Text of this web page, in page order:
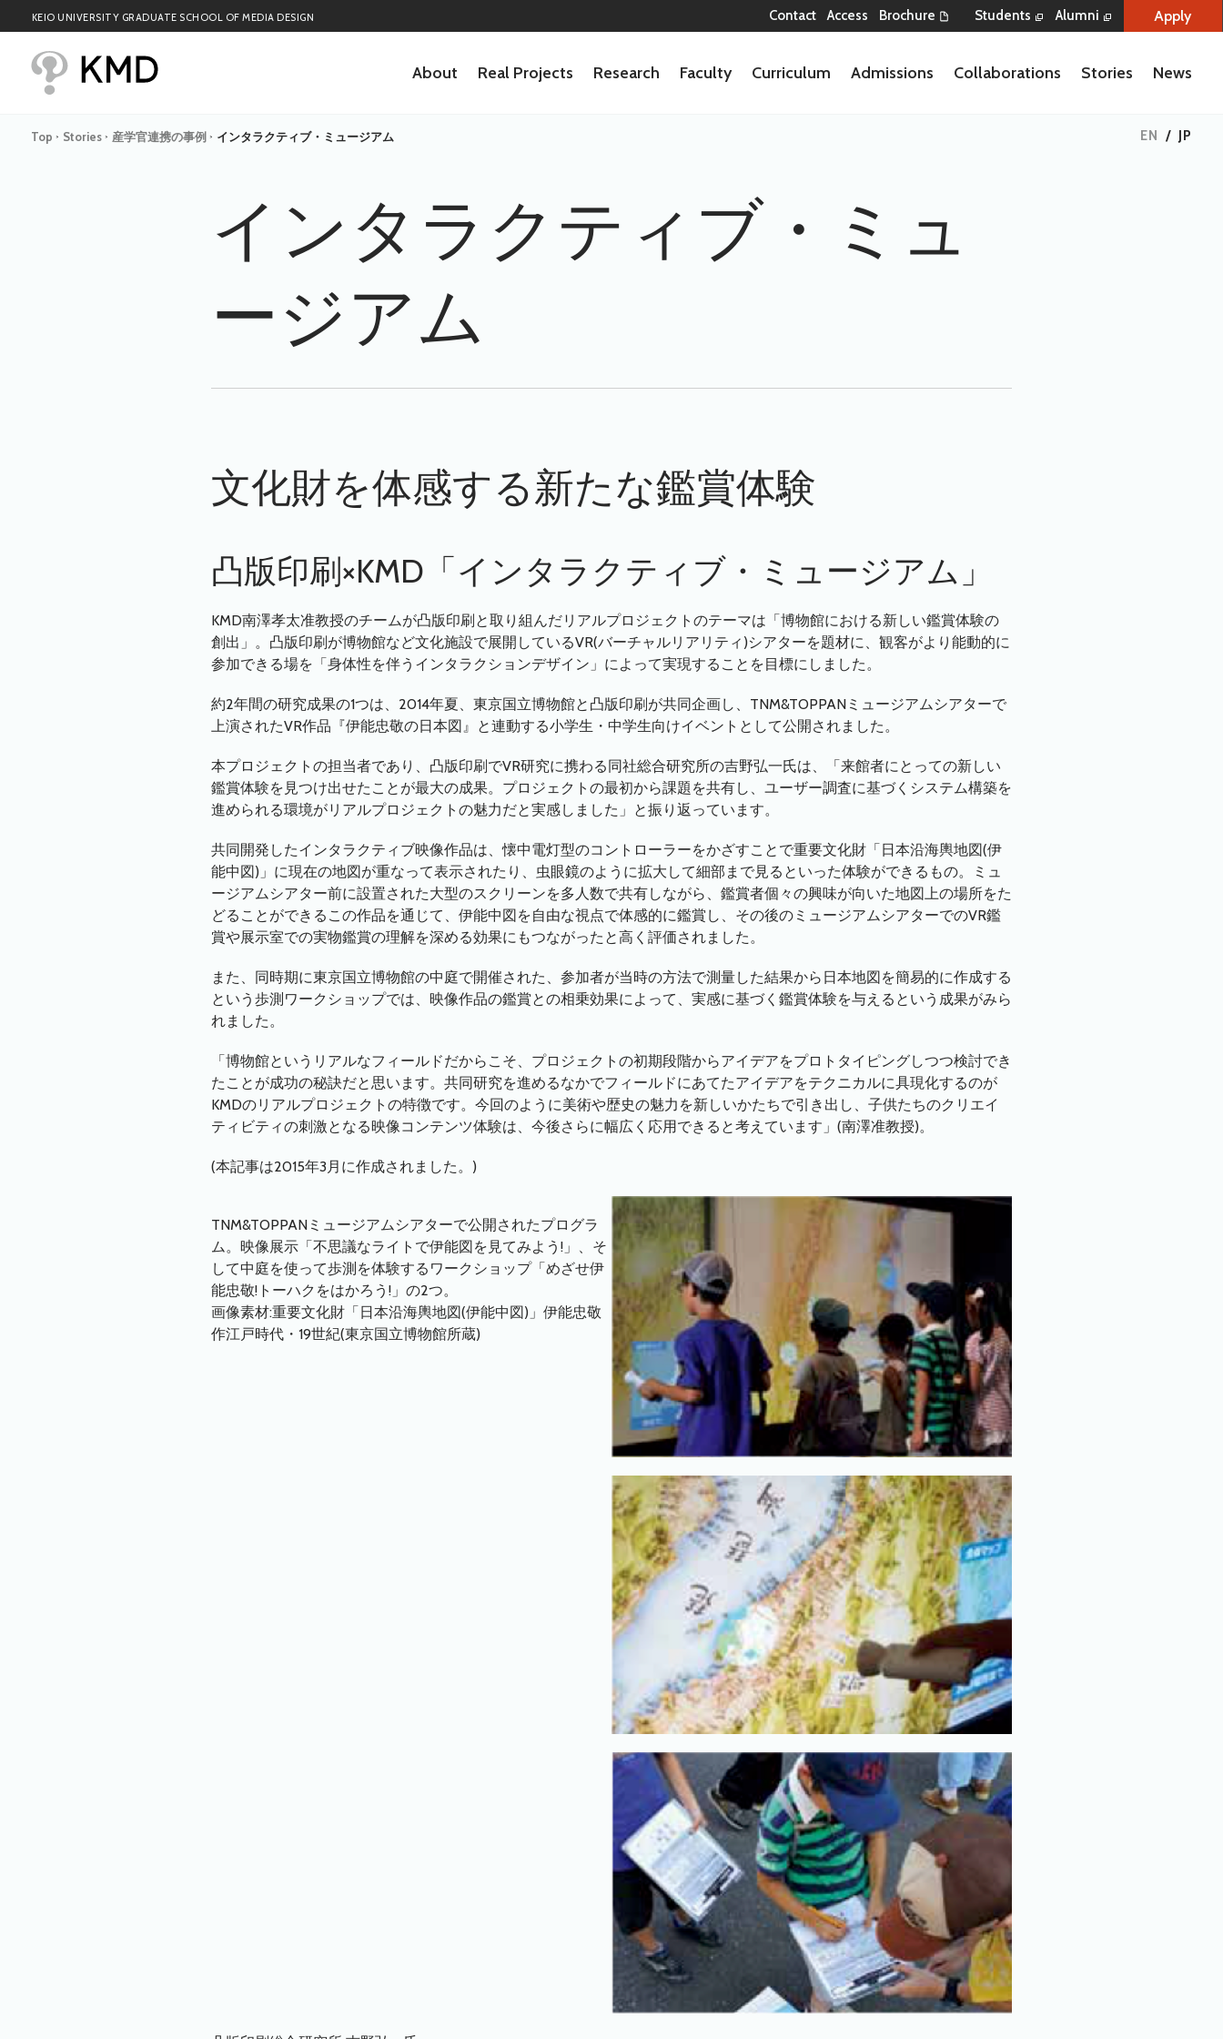
KEIO UNIVERSITY GRADUATE SCHOOL OF MEDIA DESIGN Contact Access Brochure Students Alumni Apply
About Real Projects Research Faculty Curriculum Admissions Collaborations Stories News
Top > Stories > 産学官連携の事例 > インタラクティブ・ミュージアム EN / JP
インタラクティブ・ミュ
ージアム
文化財を体感する新たな鑑賞体験
凸版印刷×KMD「インタラクティブ・ミュージアム」
KMD南澤孝太准教授のチームが凸版印刷と取り組んだリアルプロジェクトのテーマは「博物館における新しい鑑賞体験の
創出」。凸版印刷が博物館など文化施設で展開しているVR(バーチャルリアリティ)シアターを題材に、観客がより能動的に
参加できる場を「身体性を伴うインタラクションデザイン」によって実現することを目標にしました。
約2年間の研究成果の1つは、2014年夏、東京国立博物館と凸版印刷が共同企画し、TNM&TOPPANミュージアムシアターで
上演されたVR作品『伊能忠敬の日本図』と連動する小学生・中学生向けイベントとして公開されました。
本プロジェクトの担当者であり、凸版印刷でVR研究に携わる同社総合研究所の吉野弘一氏は、「来館者にとっての新しい
鑑賞体験を見つけ出せたことが最大の成果。プロジェクトの最初から課題を共有し、ユーザー調査に基づくシステム構築を
進められる環境がリアルプロジェクトの魅力だと実感しました」と振り返っています。
共同開発したインタラクティブ映像作品は、懐中電灯型のコントローラーをかざすことで重要文化財「日本沿海輿地図(伊
能中図)」に現在の地図が重なって表示されたり、虫眼鏡のように拡大して細部まで見るといった体験ができるもの。ミュ
ージアムシアター前に設置された大型のスクリーンを多人数で共有しながら、鑑賞者個々の興味が向いた地図上の場所をた
どることができるこの作品を通じて、伊能中図を自由な視点で体感的に鑑賞し、その後のミュージアムシアターでのVR鑑
賞や展示室での実物鑑賞の理解を深める効果にもつながったと高く評価されました。
また、同時期に東京国立博物館の中庭で開催された、参加者が当時の方法で測量した結果から日本地図を簡易的に作成する
という歩測ワークショップでは、映像作品の鑑賞との相乗効果によって、実感に基づく鑑賞体験を与えるという成果がみら
れました。
「博物館というリアルなフィールドだからこそ、プロジェクトの初期段階からアイデアをプロトタイピングしつつ検討でき
たことが成功の秘訣だと思います。共同研究を進めるなかでフィールドにあてたアイデアをテクニカルに具現化するのが
KMDのリアルプロジェクトの特徴です。今回のように美術や歴史の魅力を新しいかたちで引き出し、子供たちのクリエイ
ティビティの刺激となる映像コンテンツ体験は、今後さらに幅広く応用できると考えています」(南澤准教授)。
(本記事は2015年3月に作成されました。)
TNM&TOPPANミュージアムシアターで公開されたプログラ
ム。映像展示「不思議なライトで伊能図を見てみよう!」、そ
して中庭を使って歩測を体験するワークショップ「めざせ伊
能忠敬!トーハクをはかろう!」の2つ。
画像素材:重要文化財「日本沿海輿地図(伊能中図)」伊能忠敬
作江戸時代・19世紀(東京国立博物館所蔵)